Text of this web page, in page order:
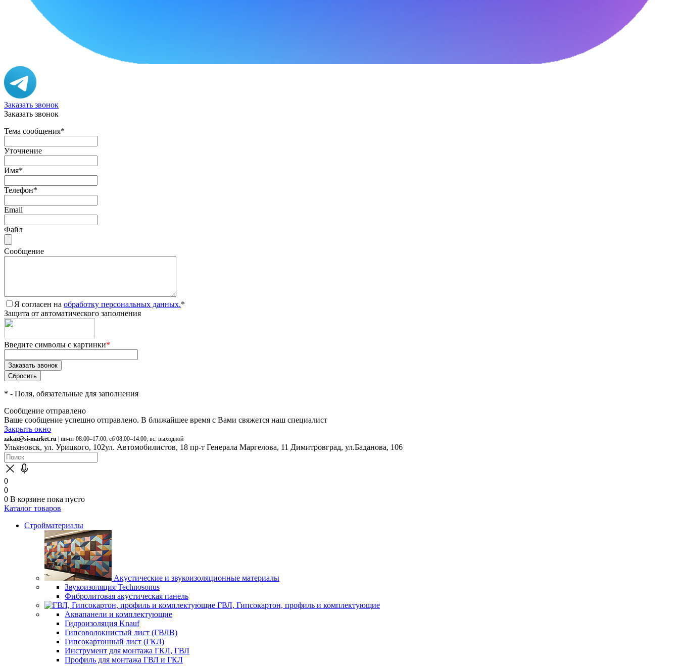
Заказать звонок
Заказать звонок
Тема сообщения*
Уточнение
Имя*
Телефон*
Email
Файл
Сообщение
Я согласен на обработку персональных данных.*
Защита от автоматического заполнения
Введите символы с картинки*
* - Поля, обязательные для заполнения
Сообщение отправлено
Ваше сообщение успешно отправлено. В ближайшее время с Вами свяжется наш специалист
Закрыть окно
zakaz@si-market.ru | пн-пт 08:00–17:00; сб 08:00–14:00; вс: выходной
Ульяновск, ул. Урицкого, 102ул. Автомобилистов, 18 пр-т Генерала Маргелова, 11 Димитровград, ул.Баданова, 106
0
0
0 В корзине пока пусто
Каталог товаров
Стройматериалы
Акустические и звукоизоляционные материалы
Звукоизоляция Technosonus
Фибролитовая акустическая панель
ГВЛ, Гипсокартон, профиль и комплектующие
Аквапанели и комплектующие
Гидроизоляция Knauf
Гипсоволокнистый лист (ГВЛВ)
Гипсокартонный лист (ГКЛ)
Инструмент для монтажа ГКЛ, ГВЛ
Профиль для монтажа ГВЛ и ГКЛ